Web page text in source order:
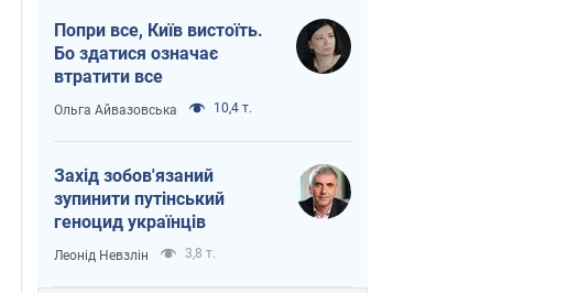
Попри все, Київ вистоїть.
Бо здатися означає
втратити все
Ольга Айвазовська 10,4 т.
Захід зобов'язаний
зупинити путінський
геноцид українців
Леонід Невзлін 3,8 т.